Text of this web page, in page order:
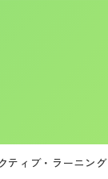
ティブ・ラーニング